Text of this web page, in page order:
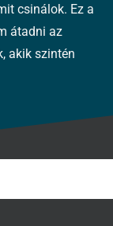
csinálok. Ez a
átadni az
akik szintén